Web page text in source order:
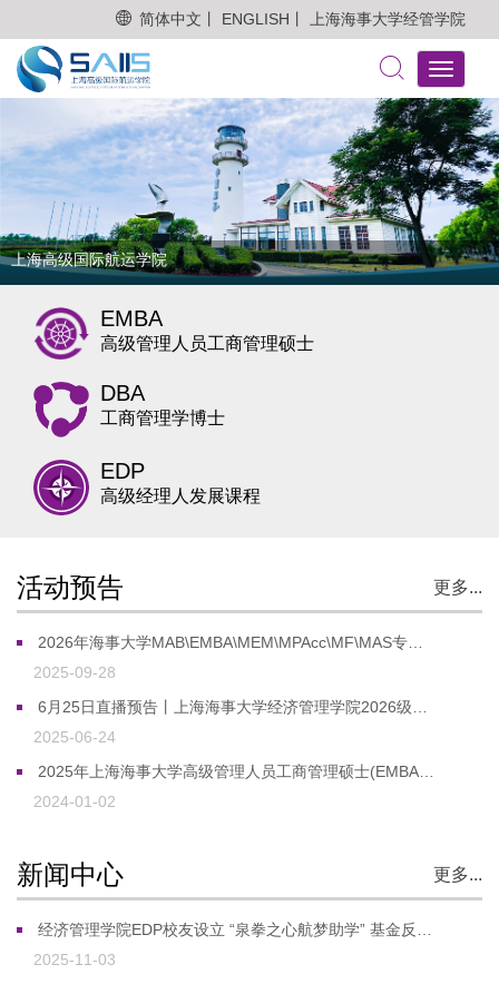
简体中文丨 ENGLISH丨 上海海事大学经管学院
Toggle
上海高级国际航运学院
EMBA
高级管理人员工商管理硕士
DBA
工商管理学博士
EDP
高级经理人发展课程
活动预告 更多...
2026年海事大学MAB\EMBA\MEM\MPAcc\MF\MAS专业硕士项目招生简章
2025-09-28
6月25日直播预告丨上海海事大学经济管理学院2026级研究生招生宣讲来啦
2025-06-24
2025年上海海事大学高级管理人员工商管理硕士(EMBA）招生简章
2024-01-02
新闻中心 更多...
经济管理学院EDP校友设立 “泉拳之心航梦助学” 基金反哺母校助贫困学子逐梦
2025-11-03